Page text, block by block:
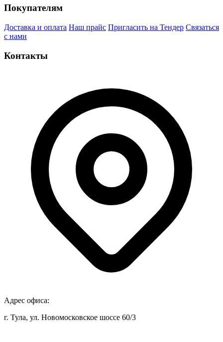
Покупателям
Доставка и оплата Наш прайс Пригласить на Тендер Связаться
с нами
Контакты
Адрес офиса:
г. Тула, ул. Новомосковское шоссе 60/3